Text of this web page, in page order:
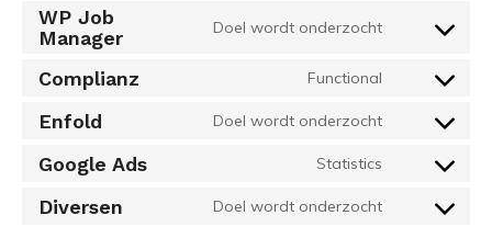
Analytics
Service
WP Job
Manager
Doel wordt onderzocht
Consent
Service
Complianz Functional
Consent
Service
Complianz
Enfold Doel wordt onderzocht
Consent
Service
Enfold
Google Ads Statistics
Consent
Service
Diversen Doel wordt onderzocht
Consent